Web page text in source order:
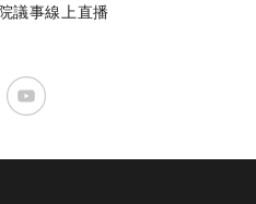
議事線上直播